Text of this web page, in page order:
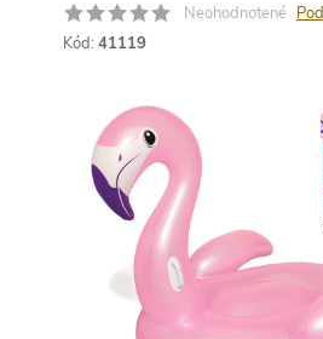
Neohodnotené
Kód: 41119